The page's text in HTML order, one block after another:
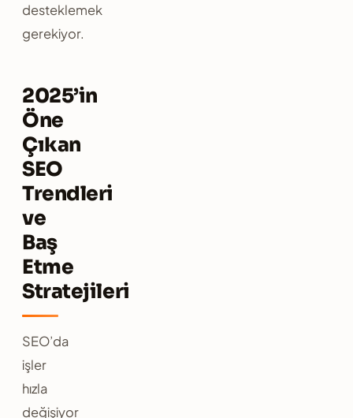
desteklemek
gerekiyor.
2025’in
Öne
Çıkan
SEO
Trendleri
ve
Baş
Etme
Stratejileri
SEO’da
işler
hızla
değişiyor